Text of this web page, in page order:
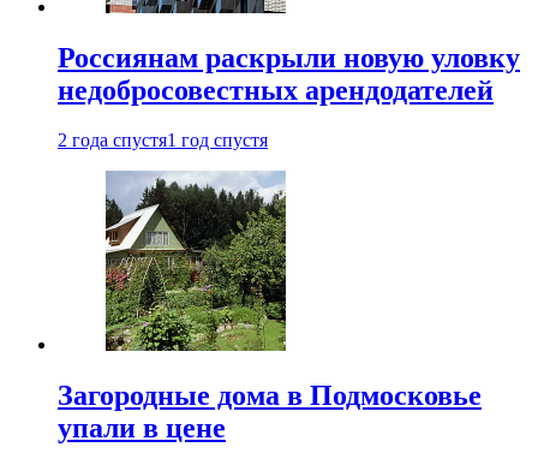
Россиянам раскрыли новую уловку
недобросовестных арендодателей
2 года спустя1 год спустя
Загородные дома в Подмосковье
упали в цене